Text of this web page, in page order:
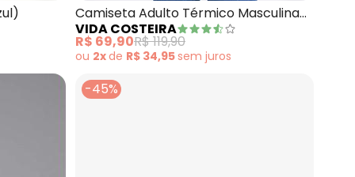
Camiseta Adulto Térmico Masculina
Uv50+ (Chumbo)
VIDA COSTEIRA
R$ 69,90R$ 119,90
ou 2xde R$ 34,95sem juros
-45%